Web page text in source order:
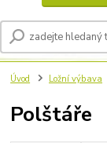
Úvod Ložní výbava
Polštáře